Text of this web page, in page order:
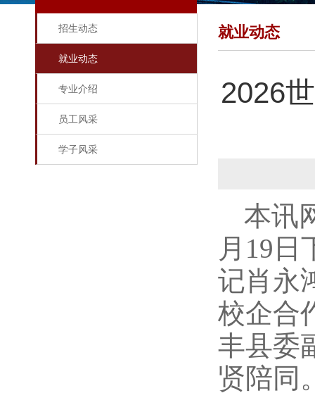
招生动态
就业动态
专业介绍
员工风采
学子风采
就业动态
2026
本讯
月19日
记肖永
校企合
丰县委
贤陪同